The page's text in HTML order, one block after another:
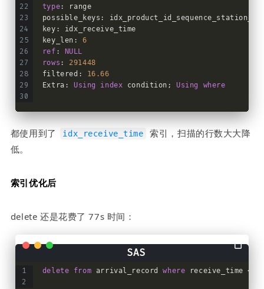
type: range
possible_keys:
key: idx_receive_time
key_len: 6
ref : NULL
rows : 291448
filtered: 16.66
Extra: Using index condition; Using where
都使用到了 idx_receive_time
索引，扫描的行数大大降
低。
索引优化后
delete 还是花费了 77s 时间：
delete from arrival_record where receive_time <